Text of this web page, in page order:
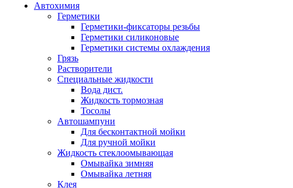
Автохимия
Герметики
Герметики-фиксаторы резьбы
Герметики силиконовые
Герметики системы охлаждения
Грязь
Растворители
Специальные жидкости
Вода дист.
Жидкость тормозная
Тосолы
Автошампуни
Для бесконтактной мойки
Для ручной мойки
Жидкость стеклоомывающая
Омывайка зимняя
Омывайка летняя
Клея